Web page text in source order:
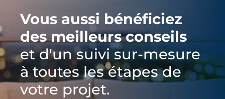
Vous aussi bénéficiez
des meilleurs conseils
et d'un suivi sur-mesure
à toutes les étapes de
votre projet.